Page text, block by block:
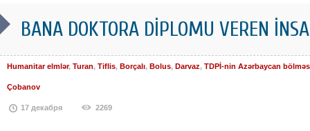
BANA DOKTORA DİPLOMU VEREN
Humanitar elmlər, Turan, Tiflis, Borçalı, Bolus, Darvaz, TDPİ-nin Azərbaycan
Çobanov
17 декабря 2269